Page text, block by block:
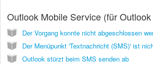
Outlook Mobile Service (für
Der Menüpunkt 'Textnachricht (SMS)' ist
Outlook stürzt beim SMS senden ab